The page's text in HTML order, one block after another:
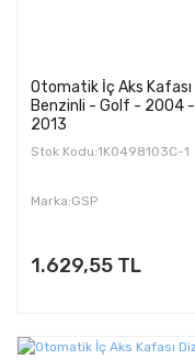
Otomatik İç Aks Kafası
Benzinli - Golf - 2004 -
2013
Stok Kodu:1K0498103C-1
Marka:GSP
1.629,55 TL